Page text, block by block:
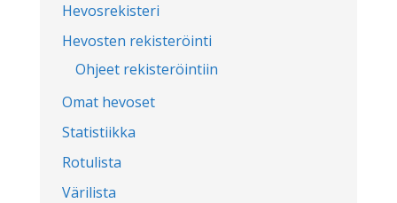
Hevosrekisteri
Hevosten rekisteröinti
Ohjeet rekisteröintiin
Omat hevoset
Statistiikka
Rotulista
Värilista